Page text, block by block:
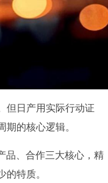
但日产用实际行动证
的核心逻辑。
品、合作三大核心，精
特质。